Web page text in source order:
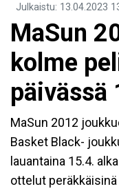
Julkaistu: 13.04.2023
MaSun
kolme
päivässä
MaSun 2012
Basket Black-
lauantaina 15.4.
ottelut